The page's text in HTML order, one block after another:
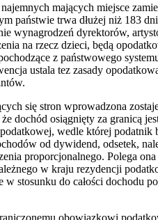
mających miejsce
państwie trwa dłużej niż 183
wynagrodzeń dyrektorów,
na rzecz dzieci, będą
z państwowego
ustala tez zasady
się stron wprowadzona
dochód osiągnięty za granicą
wedle której
od dywidend, odsetek,
proporcjonalnego. Polega
w kraju rezydencji
w stosunku do całości dochodu
obowiązkowi